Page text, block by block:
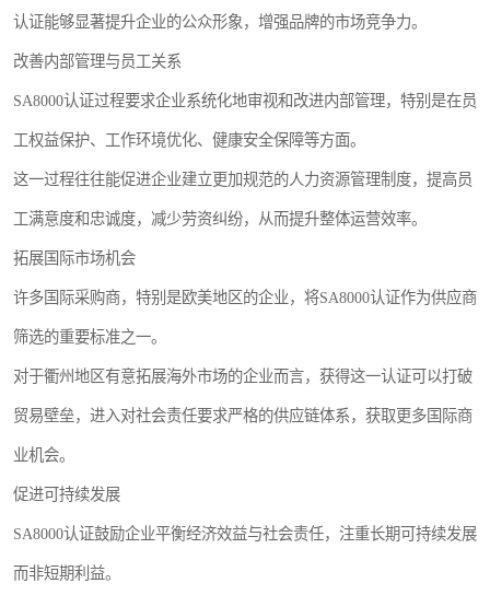
认证能够显著提升企业的公众形象，增强品牌的市场竞争力。
改善内部管理与员工关系
SA8000认证过程要求企业系统化地审视和改进内部管理，特别是在员
工权益保护、工作环境优化、健康安全保障等方面。
这一过程往往能促进企业建立更加规范的人力资源管理制度，提高员
工满意度和忠诚度，减少劳资纠纷，从而提升整体运营效率。
拓展国际市场机会
许多国际采购商，特别是欧美地区的企业，将SA8000认证作为供应商
筛选的重要标准之一。
对于衢州地区有意拓展海外市场的企业而言，获得这一认证可以打破
贸易壁垒，进入对社会责任要求严格的供应链体系，获取更多国际商
业机会。
促进可持续发展
SA8000认证鼓励企业平衡经济效益与社会责任，注重长期可持续发展
而非短期利益。